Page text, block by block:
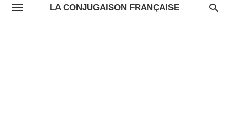
LA CONJUGAISON FRANÇAISE